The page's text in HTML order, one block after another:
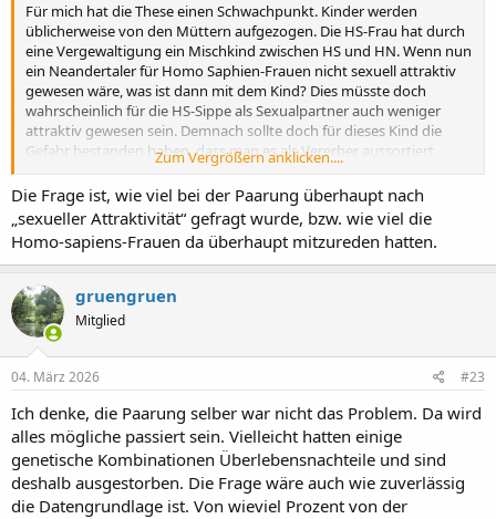
Für mich hat die These einen Schwachpunkt. Kinder werden
üblicherweise von den Müttern aufgezogen. Die HS-Frau hat durch
eine Vergewaltigung ein Mischkind zwischen HS und HN. Wenn nun
ein Neandertaler für Homo Saphien-Frauen nicht sexuell attraktiv
gewesen wäre, was ist dann mit dem Kind? Dies müsste doch
wahrscheinlich für die HS-Sippe als Sexualpartner auch weniger
attraktiv gewesen sein. Demnach sollte doch für dieses Kind die
Gefahr bestanden haben, dass man es als Vererber aussortiert
Zum Vergrößern anklicken....
Die Frage ist, wie viel bei der Paarung überhaupt nach
„sexueller Attraktivität“ gefragt wurde, bzw. wie viel die
Homo-sapiens-Frauen da überhaupt mitzureden hatten.
gruengruen
Mitglied
04. März 2026 #23
Ich denke, die Paarung selber war nicht das Problem. Da wird
alles mögliche passiert sein. Vielleicht hatten einige
genetische Kombinationen Überlebensnachteile und sind
deshalb ausgestorben. Die Frage wäre auch wie zuverlässig
die Datengrundlage ist. Von wieviel Prozent von der